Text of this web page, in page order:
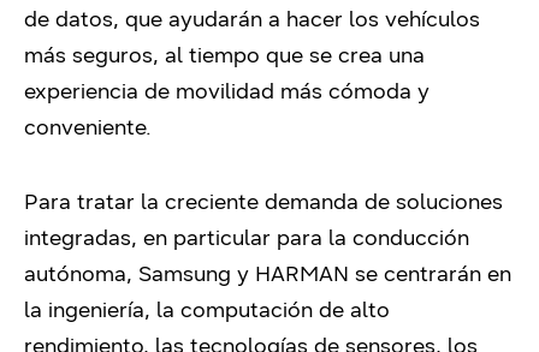
de datos, que ayudarán a hacer los vehículos
más seguros, al tiempo que se crea una
experiencia de movilidad más cómoda y
conveniente.
Para tratar la creciente demanda de soluciones
integradas, en particular para la conducción
autónoma, Samsung y HARMAN se centrarán en
la ingeniería, la computación de alto
rendimiento, las tecnologías de sensores, los